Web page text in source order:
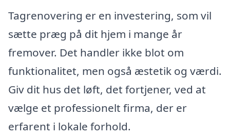
Tagrenovering er en investering, som vil
sætte præg på dit hjem i mange år
fremover. Det handler ikke blot om
funktionalitet, men også æstetik og værdi.
Giv dit hus det løft, det fortjener, ved at
vælge et professionelt firma, der er
erfarent i lokale forhold.